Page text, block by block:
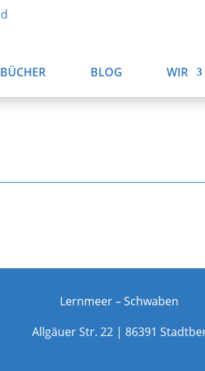
BÜCHER BLOG WIR
Lernmeer – Schwaben
Allgäuer Str. 22 | 86391